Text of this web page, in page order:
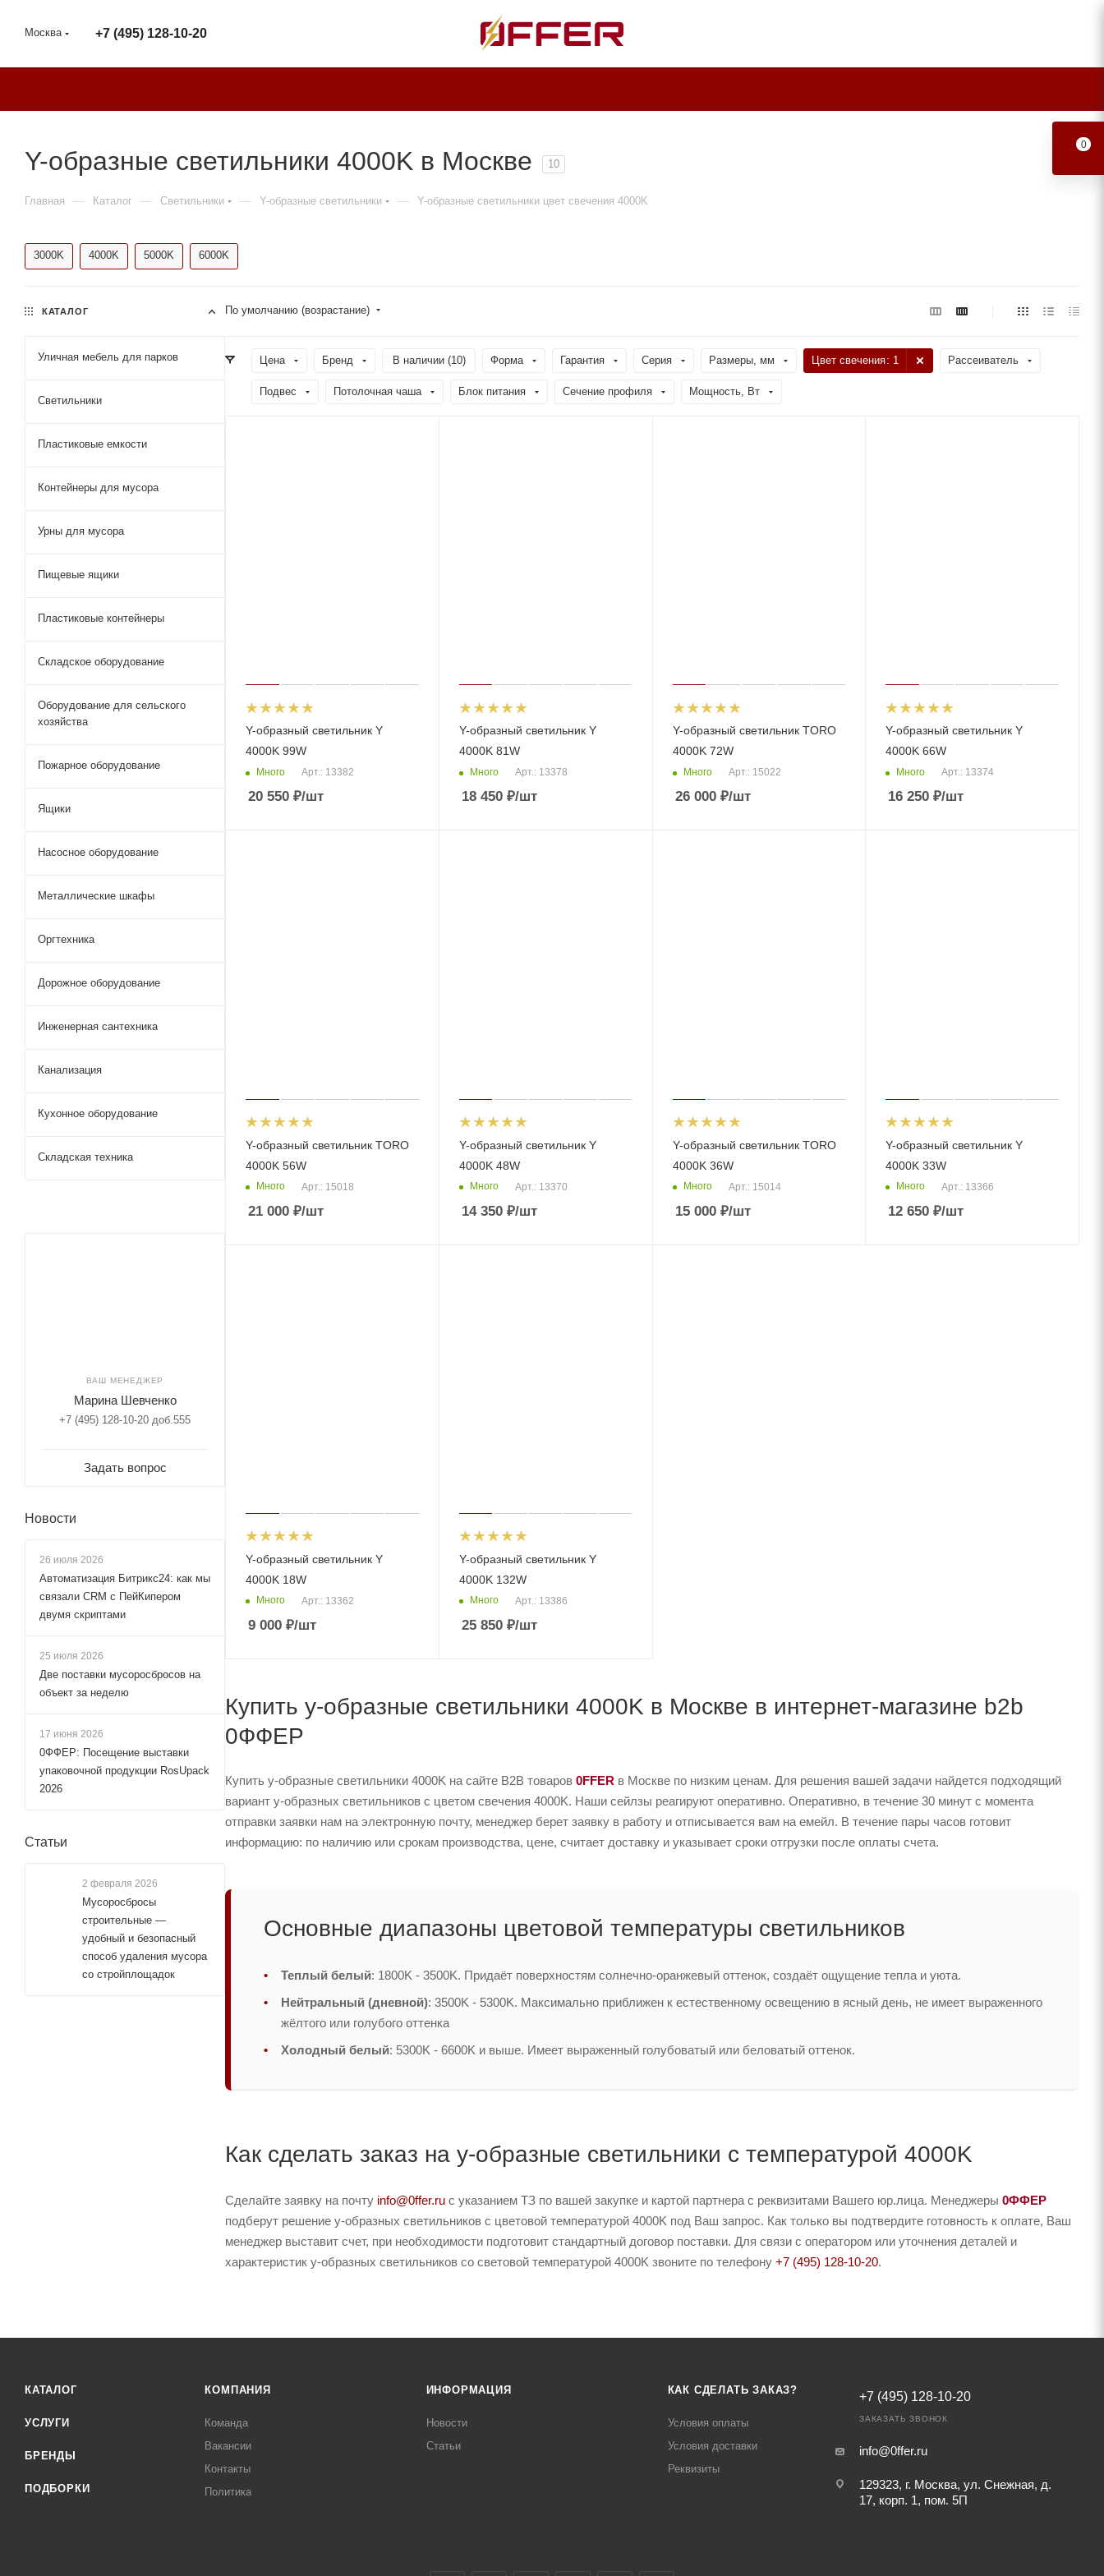
Москва +7 (495) 128-10-20
Y-образные светильники 4000K в Москве 10
Главная — Каталог — Светильники — Y-образные светильники — Y-образные светильники цвет свечения 4000K
3000K 4000K 5000K 6000K
По умолчанию (возрастание)
Цена Бренд В наличии (10) Форма Гарантия Серия Размеры, мм Цвет свечения: 1 Рассеиватель
Подвес Потолочная чаша Блок питания Сечение профиля Мощность, Вт
Y-образный светильник Y
4000K 99W
Много Арт.: 13382
20 550 ₽/шт
Y-образный светильник Y
4000K 81W
Много Арт.: 13378
18 450₽/шт
Y-образный светильник TORO
4000K 72W
Много Арт.: 15022
26 000₽/шт
Y-образный светильник Y
4000K 66W
Много Арт.: 13374
16 250 ₽/шт
Y-образный светильник TORO
4000K 56W
Много Арт.: 15018
21 000 ₽/шт
Y-образный светильник Y
4000K 48W
Много Арт.: 13370
14 350₽/шт
Y-образный светильник TORO
4000K 36W
Много Арт.: 15014
15 000₽/шт
Y-образный светильник Y
4000K 33W
Много Арт.: 13366
12 650 ₽/шт
Y-образный светильник Y
4000K 18W
Много Арт.: 13362
9 000 ₽/шт
Y-образный светильник Y
4000K 132W
Много Арт.: 13386
25 850₽/шт
Купить y-образные светильники 4000K в Москве в интернет-магазине b2b
0ФФЕР
Купить y-образные светильники 4000K на сайте B2B товаров 0FFER в Москве по низким ценам. Для решения вашей задачи найдется подходящий
вариант y-образных светильников с цветом свечения 4000K. Наши сейлзы реагируют оперативно. Оперативно, в течение 30 минут с момента
отправки заявки нам на электронную почту, менеджер берет заявку в работу и отписывается вам на емейл. В течение пары часов готовит
информацию: по наличию или срокам производства, цене, считает доставку и указывает сроки отгрузки после оплаты счета.
Основные диапазоны цветовой температуры светильников
Теплый белый: 1800K - 3500K. Придаёт поверхностям солнечно-оранжевый оттенок, создаёт ощущение тепла и уюта.
Нейтральный (дневной): 3500K - 5300K. Максимально приближен к естественному освещению в ясный день, не имеет выраженного
жёлтого или голубого оттенка
Холодный белый: 5300K - 6600K и выше. Имеет выраженный голубоватый или беловатый оттенок.
Как сделать заказ на y-образные светильники с температурой 4000K
Сделайте заявку на почту info@0ffer.ru с указанием ТЗ по вашей закупке и картой партнера с реквизитами Вашего юр.лица. Менеджеры 0ФФЕР
подберут решение y-образных светильников с цветовой температурой 4000K под Ваш запрос. Как только вы подтвердите готовность к оплате, Ваш
менеджер выставит счет, при необходимости подготовит стандартный договор поставки. Для связи с оператором или уточнения деталей и
характеристик y-образных светильников со световой температурой 4000K звоните по телефону +7 (495) 128-10-20.
КАТАЛОГ
Уличная мебель для парков
Светильники
Пластиковые емкости
Контейнеры для мусора
Урны для мусора
Пищевые ящики
Пластиковые контейнеры
Складское оборудование
Оборудование для сельского
хозяйства
Пожарное оборудование
Ящики
Насосное оборудование
Металлические шкафы
Оргтехника
Дорожное оборудование
Инженерная сантехника
Канализация
Кухонное оборудование
Складская техника
ВАШ МЕНЕДЖЕР
Марина Шевченко
+7 (495) 128-10-20 доб.555
Задать вопрос
Новости
26 июля 2026
Автоматизация Битрикс24: как мы
связали CRM с ПейКипером
двумя скриптами
25 июля 2026
Две поставки мусоросбросов на
объект за неделю
17 июня 2026
0ФФЕР: Посещение выставки
упаковочной продукции RosUpack
2026
Статьи
2 февраля 2026
Мусоросбросы
строительные —
удобный и безопасный
способ удаления мусора
со стройплощадок
КАТАЛОГ
УСЛУГИ
БРЕНДЫ
ПОДБОРКИ
КОМПАНИЯ
Команда
Вакансии
Контакты
Политика
ИНФОРМАЦИЯ
Новости
Статьи
КАК СДЕЛАТЬ ЗАКАЗ?
Условия оплаты
Условия доставки
Реквизиты
+7 (495) 128-10-20
ЗАКАЗАТЬ ЗВОНОК
info@0ffer.ru
129323, г. Москва, ул. Снежная, д.
17, корп. 1, пом. 5П
0